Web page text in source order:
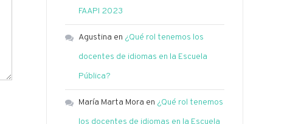
FAAPI 2023
Agustina en ¿Qué rol tenemos los
docentes de idiomas en la Escuela
Pública?
María Marta Mora en ¿Qué rol tenemos